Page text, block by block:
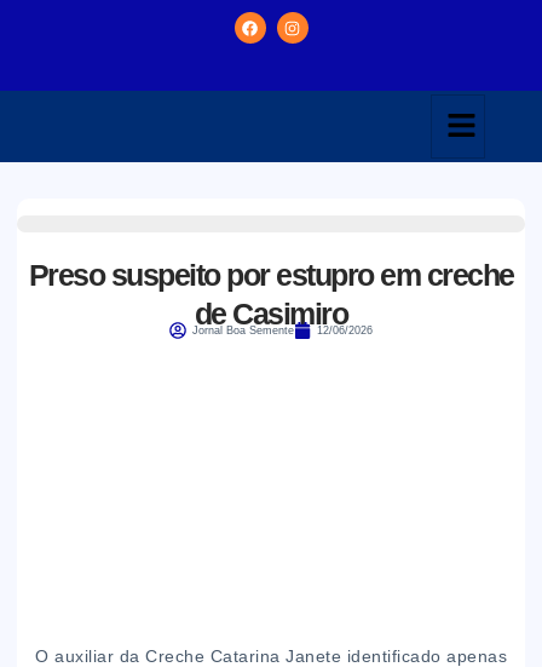
Preso suspeito por estupro em creche
de Casimiro
Jornal Boa Semente 12/06/2026
O auxiliar da Creche Catarina Janete identificado apenas